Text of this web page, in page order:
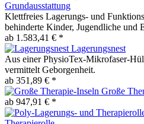
Grundausstattung
Klettfreies Lagerungs- und
behinderte Kinder, Jugendliche und
ab 1.583,41 € *
Lagerungsnest
Aus einer PhysioTex-Mikrofaser-
vermittelt Geborgenheit.
ab 351,89 € *
Große
ab 947,91 € *